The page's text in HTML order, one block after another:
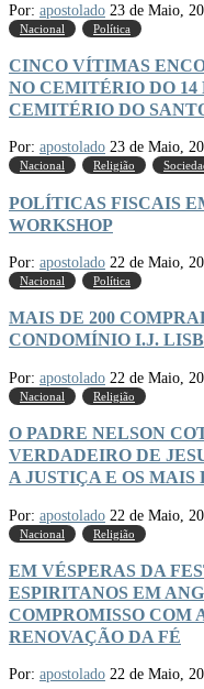
Por: apostolado 23 de Maio,
Nacional Política
CINCO VÍTIMAS
NO CEMITÉRIO DO 14
CEMITÉRIO DO
Por: apostolado 23 de Maio,
Nacional Religião
POLÍTICAS FISCAIS
WORKSHOP
Por: apostolado 22 de Maio,
Nacional Política
MAIS DE 200
CONDOMÍNIO I.J.
Por: apostolado 22 de Maio,
Nacional Religião
O PADRE NELSON
VERDADEIRO DE
A JUSTIÇA E OS MAIS
Por: apostolado 22 de Maio,
Nacional Religião
EM VÉSPERAS DA
ESPIRITANOS EM
COMPROMISSO COM
RENOVAÇÃO DA FÉ
Por: apostolado 22 de Maio,